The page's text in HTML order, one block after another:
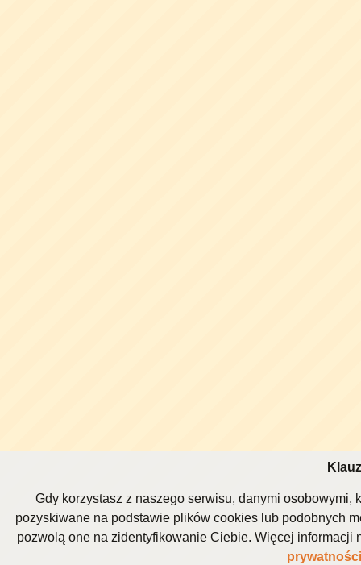
Gdy korzystasz z naszego serwisu, danymi osobowymi,
pozyskiwane na podstawie plików cookies lub podobnych
pozwolą one na zidentyfikowanie Ciebie. Więcej
prywatności